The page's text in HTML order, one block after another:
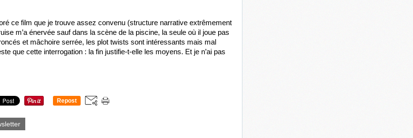
ce film que je trouve assez convenu (structure narrative extrêmement
m’a énervée sauf dans la scène de la piscine, la seule où il joue pas
et mâchoire serrée, les plot twists sont intéressants mais mal
que cette interrogation : la fin justifie-t-elle les moyens. Et je n’ai pas
Repost